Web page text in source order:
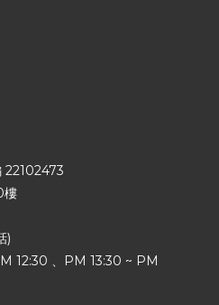
22102473
樓
)
12:30 、PM 13:30 ~ PM